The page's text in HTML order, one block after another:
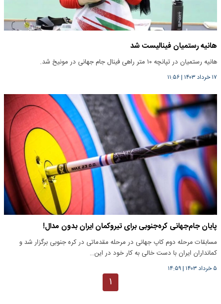
هانیه رستمیان فینالیست شد
هانیه رستمیان در تپانچه ۱۰ متر راهی فینال جام جهانی در مونیخ شد.
۱۷ خرداد ۱۴۰۳ |۱۱:۵۶
پایان جام‌جهانی کره‌جنوبی برای تیروکمان ایران بدون مدال!
مسابقات مرحله دوم کاپ جهانی در مرحله مقدماتی در کره جنوبی برگزار شد و
کمانداران ایران با دست خالی به کار خود در این…
۵ خرداد ۱۴۰۳ |۱۴:۵۹
۱